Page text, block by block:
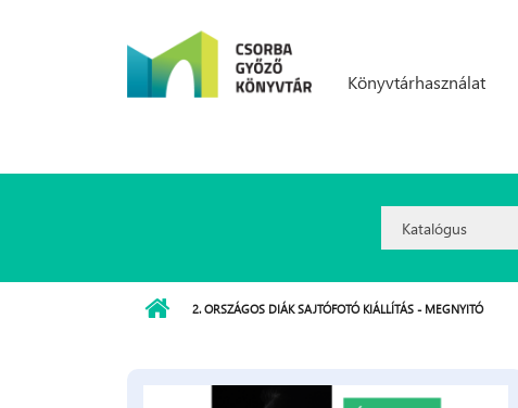
Könyvtárhasználat
Option:
2. ORSZÁGOS DIÁK SAJTÓFOTÓ KIÁLLÍTÁS - MEGNYITÓ